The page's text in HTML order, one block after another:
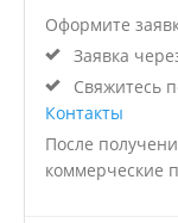
Оформите
Заявка
Свяжитесь
Контакты
После
коммерческие